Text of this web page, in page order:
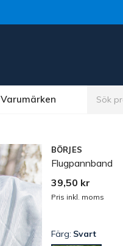
Varumärken
BÖRJES
Flugpannband
39,50 kr
Pris inkl. moms
Färg: Svart